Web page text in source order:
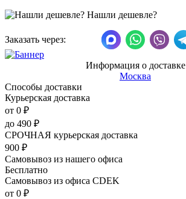
Нашли дешевле?
Заказать через:
Информация о доставке
Москва
Способы доставки
Курьерская доставка
от 0 ₽
до 490 ₽
СРОЧНАЯ курьерская доставка
900 ₽
Самовывоз из нашего офиса
Бесплатно
Самовывоз из офиса CDEK
от 0 ₽